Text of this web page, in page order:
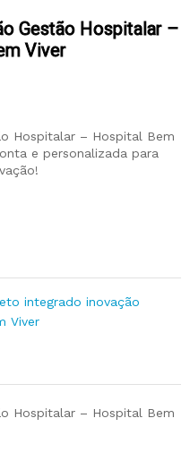
Gestão Hospitalar –
Viver
Hospitalar – Hospital Bem
e personalizada para
integrado inovação
Viver
Hospitalar – Hospital Bem